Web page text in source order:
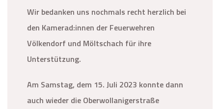
Wir bedanken uns nochmals recht herzlich bei
den Kamerad:innen der Feuerwehren
Völkendorf und Möltschach für ihre
Unterstützung.
Am Samstag, dem 15. Juli 2023 konnte dann
auch wieder die Oberwollanigerstraße